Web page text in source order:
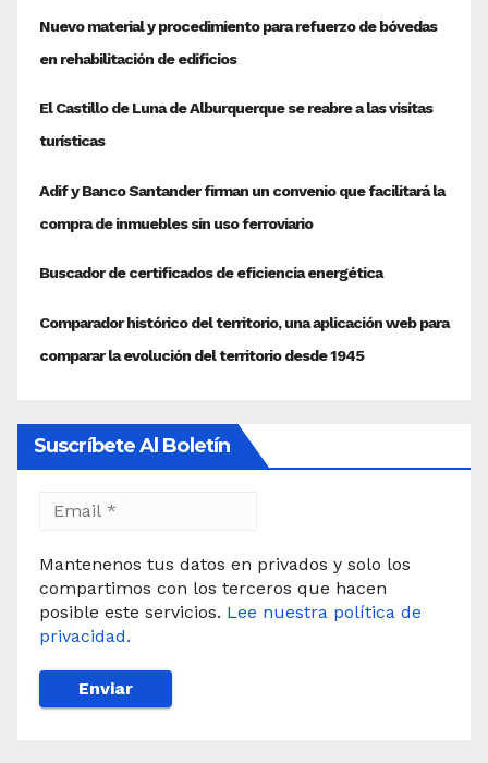
Suscríbete Al Boletín
Mantenenos tus datos en privados y solo los
compartimos con los terceros que hacen
posible este servicios. Lee nuestra política de
privacidad.